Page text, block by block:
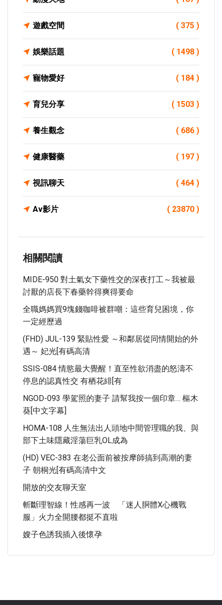
遊戲空間 ( 375 )
娛樂話題 ( 1498 )
寵物愛好 ( 184 )
育兒分享 ( 1503 )
養生觀念 ( 686 )
健康醫藥 ( 197 )
視訊聊天 ( 464 )
Av影片 ( 23870 )
相關閱讀
MIDE-950 對土氣女下藥性交的深夜打工～我被最
討厭的店長下春藥幹得爽得要命
全職媽媽買9塊錢咖啡被群嘲：這些育兒困境，你
一定經歷過
(FHD) JUL-139 緊貼性愛 ～和鄰居從同情開始的外
遇～ 妃光[有碼高清
SSIS-084 情慾最大覺醒！直至性欲消盡的怒濤不
停息的認真性交 有栖花緋[有
NGOD-093 學駕照的妻子 請幫我按一個印章… 樞木
葵[中文字幕]
HOMA-108 人生無法出人頭地中間管理職的我、與
部下土味隱藏淫蕩巨乳OL成為
(HD) VEC-383 在老公面前被按摩師搞到高潮的妻
子 朝桐光[有碼高清中文
開放的交友聊天室
斬斷理智線！性感再一波 「迷人胴體X心機戰
服」火力全開腰都挺不直啦
嫂子色誘我插入後懷孕